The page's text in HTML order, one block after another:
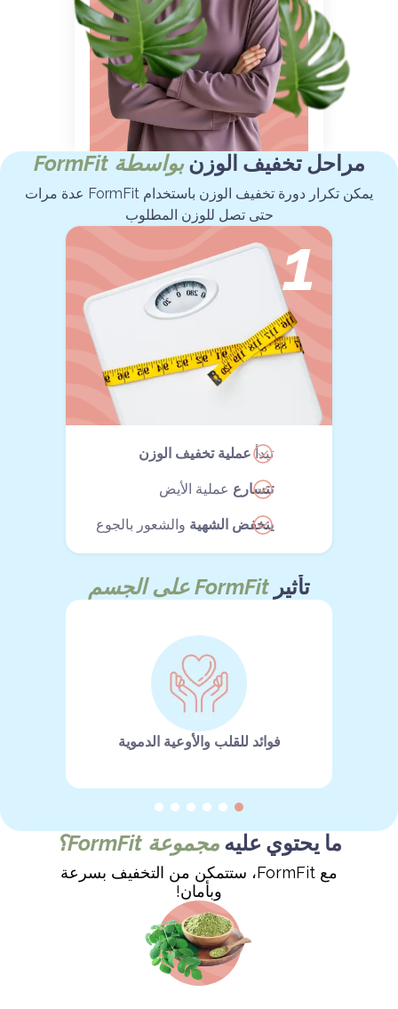
مراحل تخفيف الوزنبواسطة FormFit
يمكن تكرار دورة تخفيف الوزن باستخدام FormFit عدة مرات
حتى تصل للوزن المطلوب
1
تبدأعملية تخفيف الوزن
تتسارع عملية الأيض
ينخفض الشهية والشعور بالجوع
تأثير FormFit على الجسم
فوائد للقلب والأوعية الدموية
ما يحتوي عليه مجموعة FormFit؟
مع FormFit، ستتمكن من التخفيف بسرعة
وبأمان!